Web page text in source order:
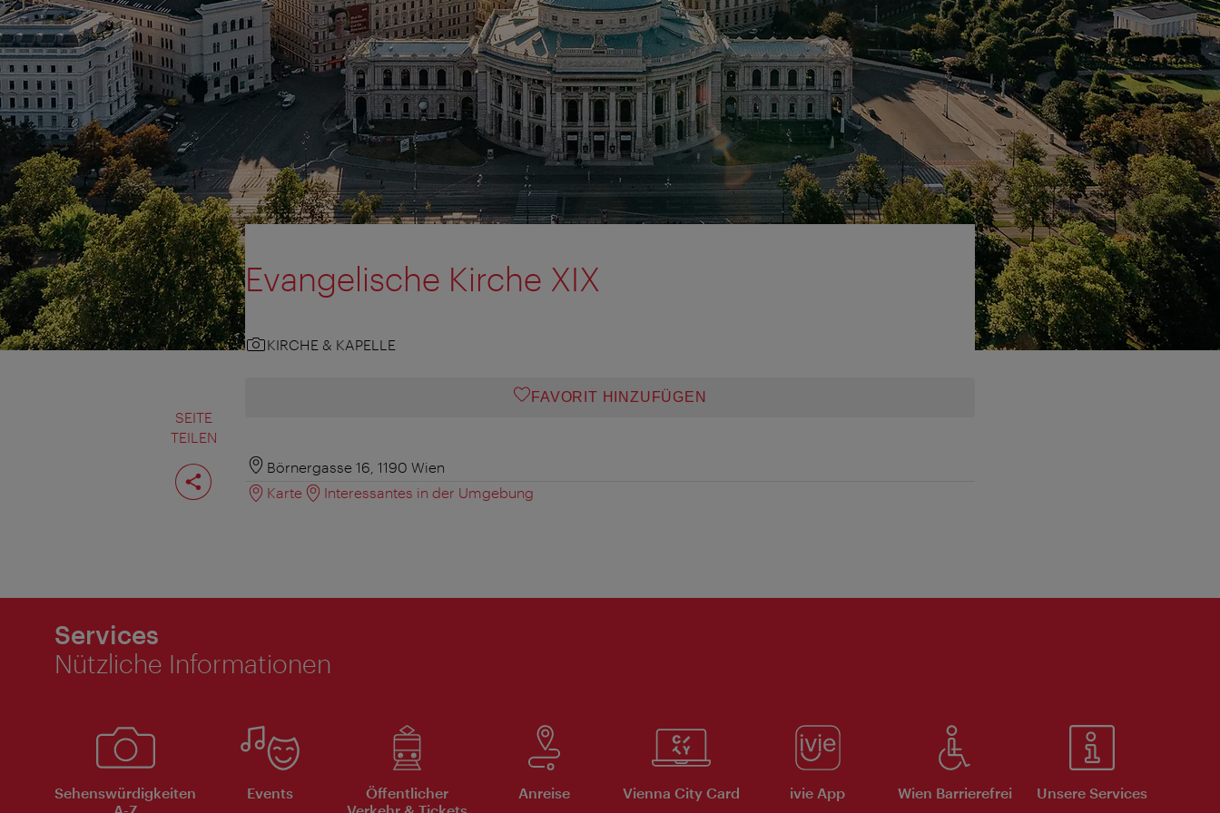
SEITE
TEILEN
Seite
teilen
Evangelische Kirche XIX
KIRCHE & KAPELLE
FAVORIT HINZUFÜGEN
Börnergasse 16, 1190 Wien
Karte
Interessantes in der Umgebung
Services
Nützliche Informationen
Sehenswürdigkeiten
Events
Öffentlicher
Anreise Vienna City Card ivie App Wien Barrierefrei Unsere Services